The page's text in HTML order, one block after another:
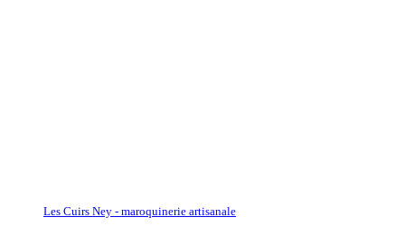
Les Cuirs Ney - maroquinerie artisanale